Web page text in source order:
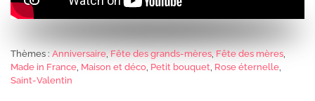
Thèmes : Anniversaire, Fête des grands-mères, Fête des mères,
Made in France, Maison et déco, Petit bouquet, Rose éternelle,
Saint-Valentin